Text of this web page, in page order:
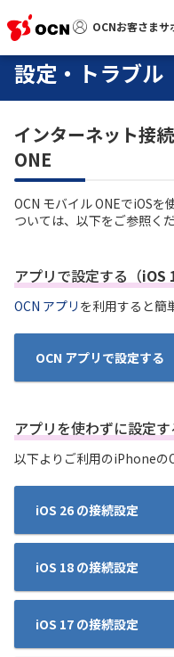
OCNお客さまサ
OCNお客さまサポート
サポートトップ
サービス名から探す
工事・故障情報
各種ダウンロード
履歴・お気に入り
お知らせ
NTTドコモビジネスの
OCN サービス一
設定・トラブル
インターネット接
ONE
OCN モバイル ONEでiOS
ついては、以下をご参照くだ
アプリで設定する（iOS
OCN アプリ を利用すると簡
OCN アプリで設定する
アプリを使わずに設定す
以下よりご利用のiPhoneの
iOS 26 の接続設定
iOS 18 の接続設定
iOS 17 の接続設定